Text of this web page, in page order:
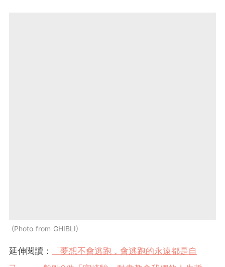
Photo from GHIBLI
延伸閱讀：
「夢想不會逃跑，會逃跑的永遠都是自